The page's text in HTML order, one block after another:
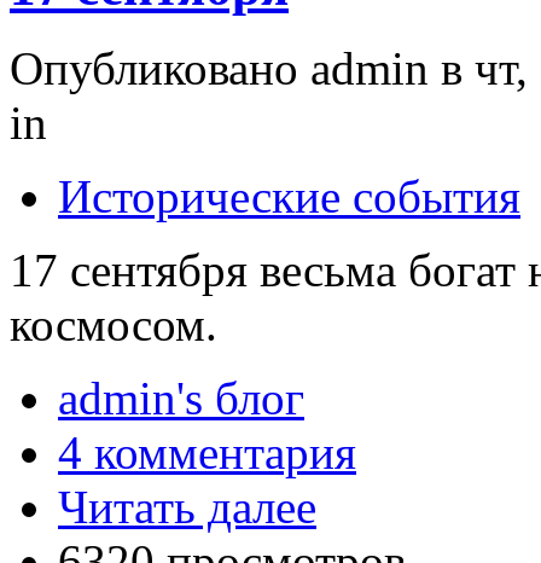
Опубликовано admin в
in
Исторические события
17 сентября весьма
космосом.
admin's блог
4 комментария
Читать далее